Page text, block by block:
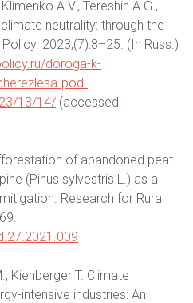
A.V., Tereshin A.G.,
neutrality: through the
2023;(7):8–25. (In Russ.)
doroga-k-
pod-
13/14/ (accessed:
of abandoned peat
(Pinus sylvestris L.) as a
Research for Rural
Kienberger T. Climate
intensive industries: An